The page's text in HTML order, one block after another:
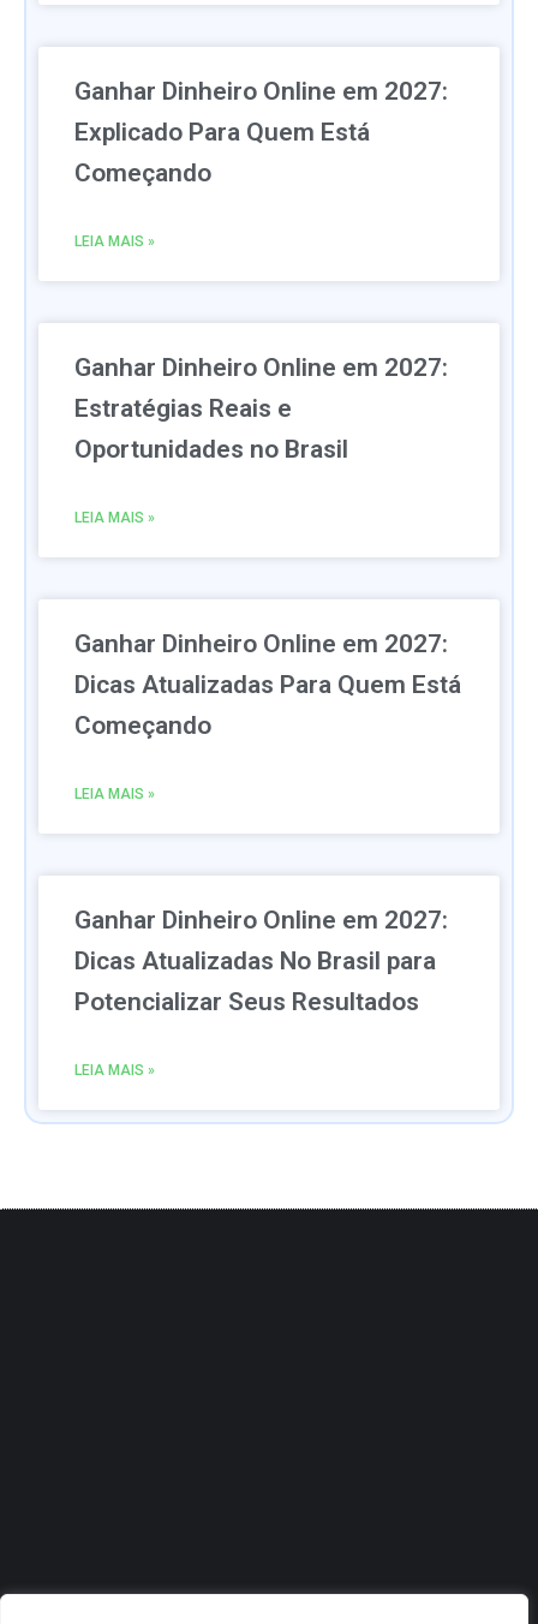
Ganhar Dinheiro Online em 2027:
Explicado Para Quem Está
Começando
LEIA MAIS »
Ganhar Dinheiro Online em 2027:
Estratégias Reais e
Oportunidades no Brasil
LEIA MAIS »
Ganhar Dinheiro Online em 2027:
Dicas Atualizadas Para Quem Está
Começando
LEIA MAIS »
Ganhar Dinheiro Online em 2027:
Dicas Atualizadas No Brasil para
Potencializar Seus Resultados
LEIA MAIS »